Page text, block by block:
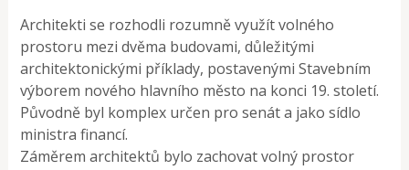
Architekti se rozhodli rozumně využít volného
prostoru mezi dvěma budovami, důležitými
architektonickými příklady, postavenými Stavebním
výborem nového hlavního město na konci 19. století.
Původně byl komplex určen pro senát a jako sídlo
ministra financí.
Záměrem architektů bylo zachovat volný prostor